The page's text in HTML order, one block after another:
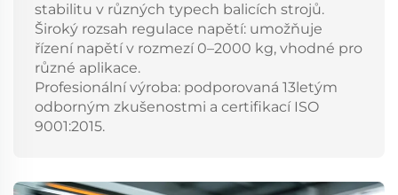
stabilitu v různých typech balicích strojů.
Široký rozsah regulace napětí: umožňuje
řízení napětí v rozmezí 0–2000 kg, vhodné pro
různé aplikace.
Profesionální výroba: podporovaná 13letým
odborným zkušenostmi a certifikací ISO
9001:2015.